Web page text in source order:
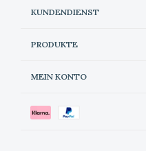
KUNDENDIENST
PRODUKTE
MEIN KONTO